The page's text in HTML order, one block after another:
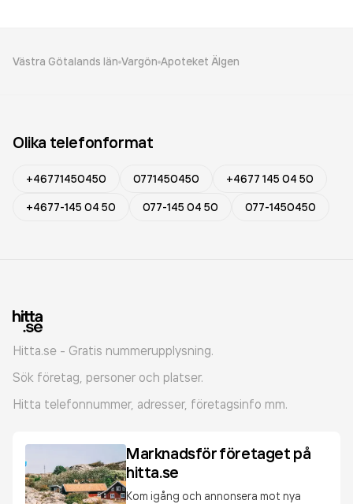
Västra Götalands län Vargön Apoteket Älgen
Olika telefonformat
+46771450450 0771450450
+4677 145 04 50
+4677-145 04 50
077-145 04 50 077-1450450
Hitta.se - Gratis nummerupplysning.
Sök företag, personer och platser.
Hitta telefonnummer, adresser, företagsinfo mm.
Marknadsför företaget på
hitta.se
Kom igång och annonsera mot nya